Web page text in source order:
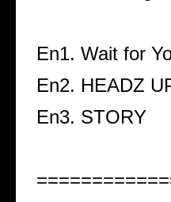
En1. Wait for
En2. HEADZ
En3. STORY